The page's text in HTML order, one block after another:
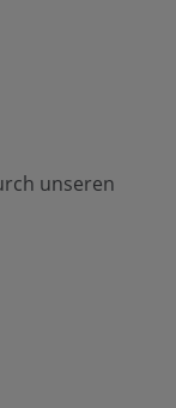
unseren